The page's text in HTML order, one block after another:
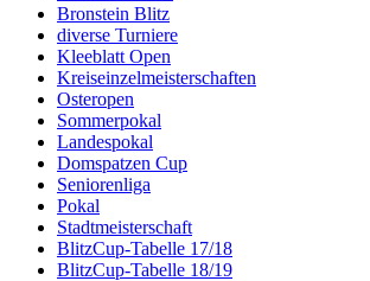
Bronstein Blitz
diverse Turniere
Kleeblatt Open
Kreiseinzelmeisterschaften
Osteropen
Sommerpokal
Landespokal
Domspatzen Cup
Seniorenliga
Pokal
Stadtmeisterschaft
BlitzCup-Tabelle 17/18
BlitzCup-Tabelle 18/19